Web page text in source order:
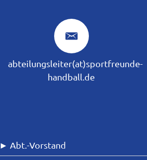
abteilungsleiter(at)sportfreunde-
handball.de
► Abt.-Vorstand